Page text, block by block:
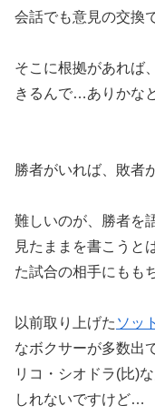
会話でも意見の交換
そこに根拠があれば
きるんで…ありかな
勝者がいれば、敗者
難しいのが、勝者を
見たままを書こうと
た試合の相手にもも
以前取り上げた ソッ
なボクサーが多数出
リコ・シオドラ(比)
しれないですけど…